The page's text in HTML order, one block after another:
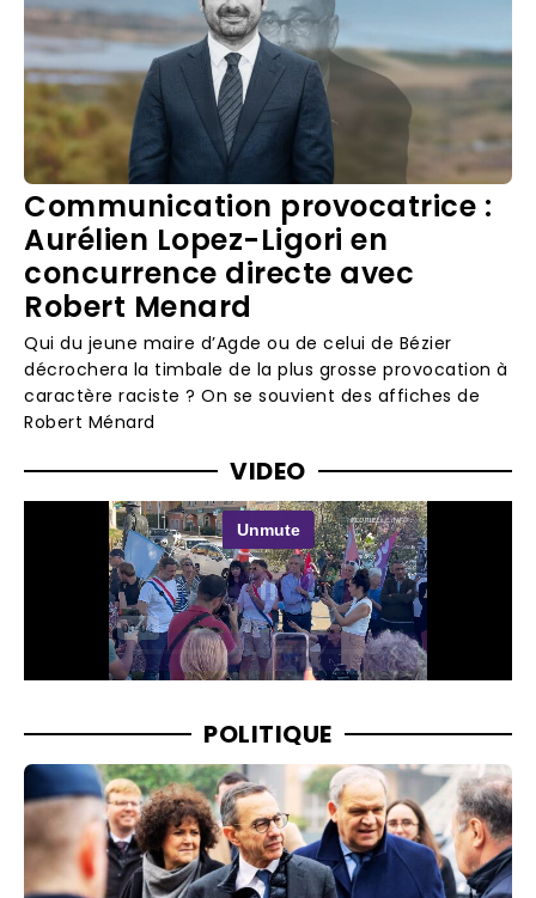
Communication provocatrice :
Aurélien Lopez-Ligori en
concurrence directe avec
Robert Menard
Qui du jeune maire d’Agde ou de celui de Bézier
décrochera la timbale de la plus grosse provocation à
caractère raciste ? On se souvient des affiches de
Robert Ménard
VIDEO
POLITIQUE